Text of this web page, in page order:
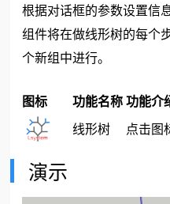
根据对话框的参数设置信
组件将在做线形树的每个
个新组中进行。
图标 功能名称功能介
线形树 点击图
演示